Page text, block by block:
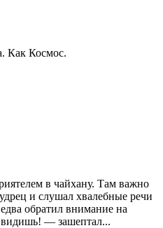
Как Космос.
в чайхану. Там важно
и слушал хвалебные речи
обратил внимание на
— зашептал...